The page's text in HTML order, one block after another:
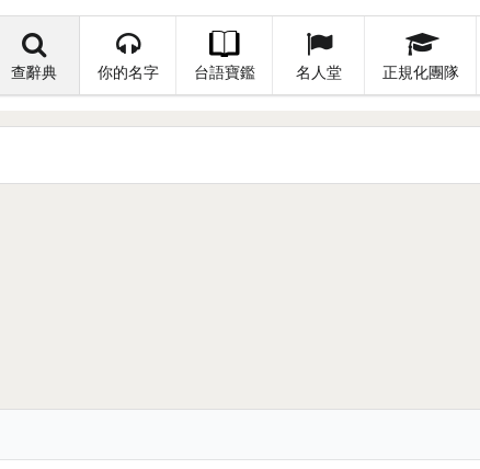
查辭典 你的名字 台語寶鑑 名人堂 正規化團隊